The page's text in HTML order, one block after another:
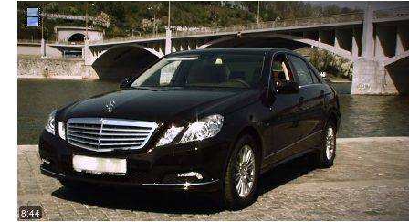
8:44